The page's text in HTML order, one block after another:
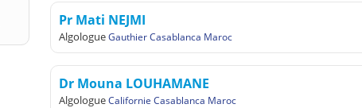
Pr Mati NEJMI
AlgologueGauthier Casablanca Maroc
Dr Mouna LOUHAMANE
AlgologueCalifornie Casablanca Maroc